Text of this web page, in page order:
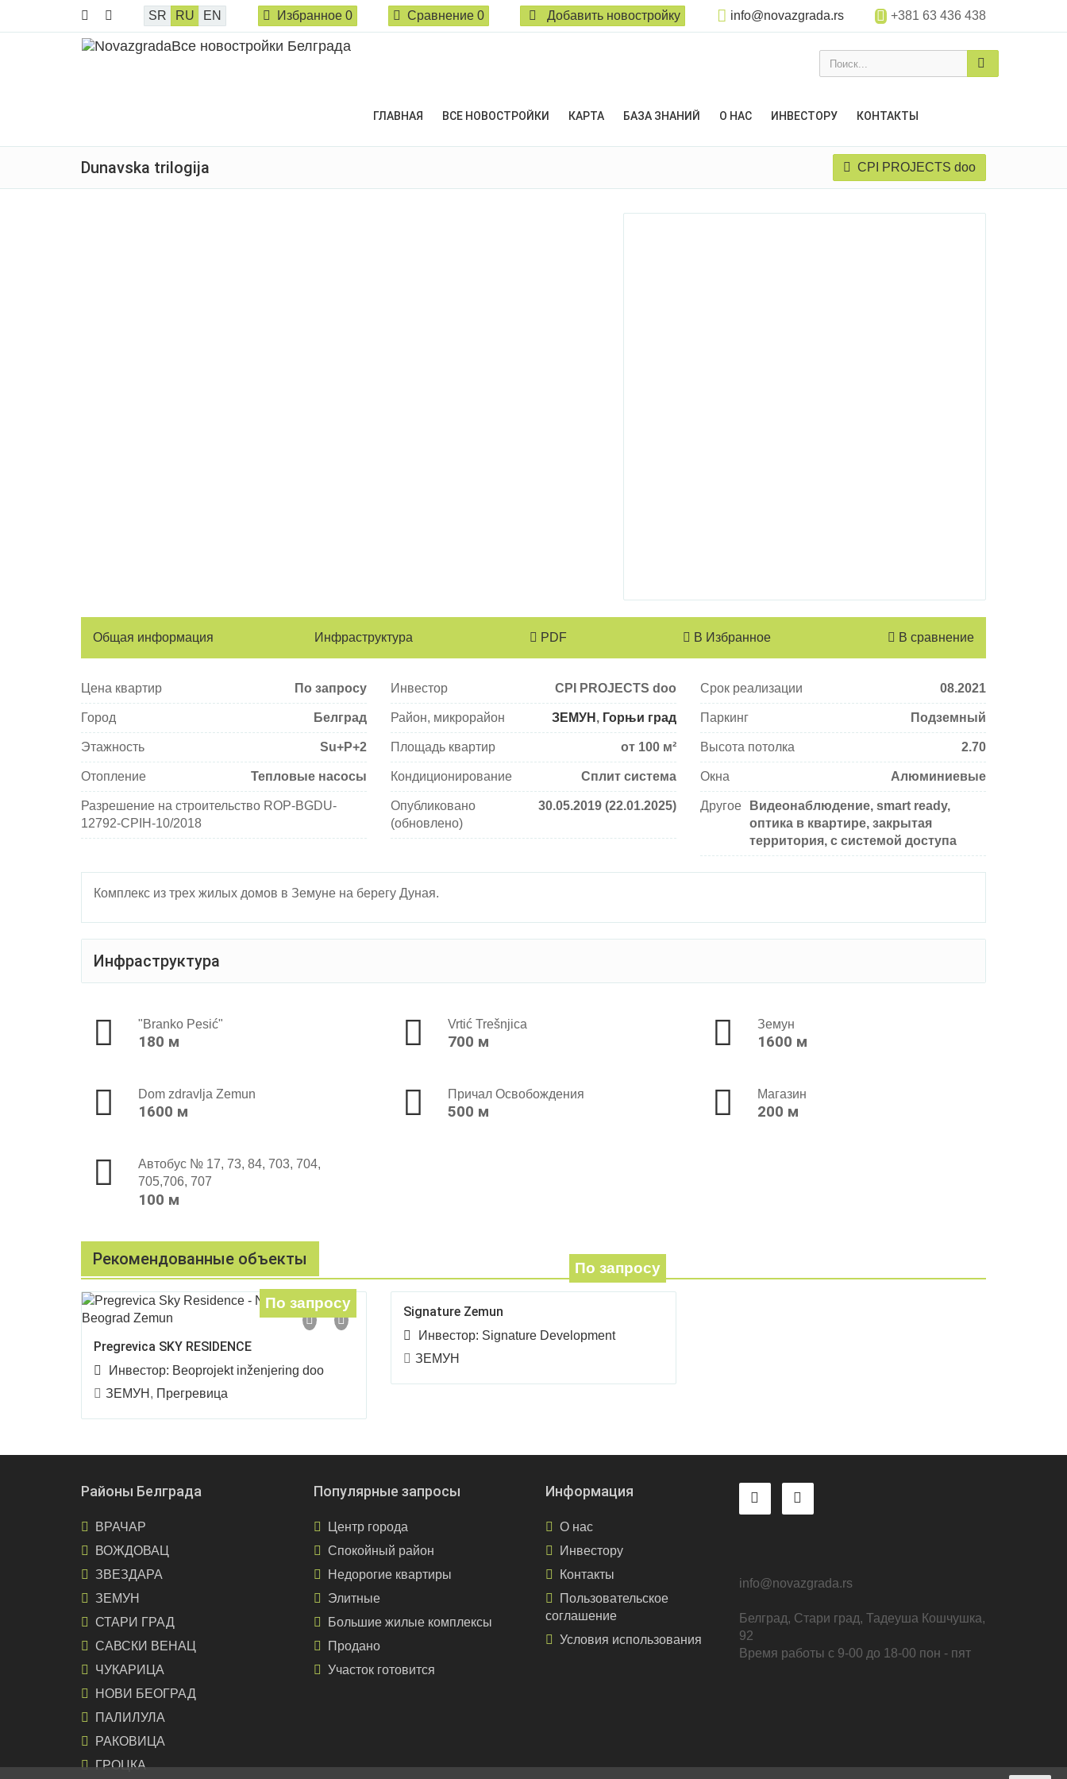
SR RU EN Избранное 0 Сравнение 0 Добавить новостройку info@novazgrada.rs +381 63 436 438
Поиск...
ГЛАВНАЯ ВСЕ НОВОСТРОЙКИ КАРТА БАЗА ЗНАНИЙ О НАС ИНВЕСТОРУ КОНТАКТЫ
Dunavska trilogija CPI PROJECTS doo
Общая информация Инфраструктура PDF В Избранное В сравнение
Цена квартир По запросу Инвестор CPI PROJECTS doo Срок реализации 08.2021
Город Белград Район, микрорайон ЗЕМУН , Горњи град Паркинг Подземный
Этажность Su+P+2 Площадь квартир от 100 м² Высота потолка 2.70
Отопление Тепловые насосы Кондиционирование Сплит система Окна Алюминиевые
Разрешение на строительство ROP-BGDU-
12792-CPIH-10/2018
Опубликовано
(обновлено)
30.05.2019 (22.01.2025) Другое
Видеонаблюдение, smart ready,
оптика в квартире, закрытая
территория, с системой доступа
Комплекс из трех жилых домов в Земуне на берегу Дуная.
Инфраструктура
"Branko Pesić"
180 м
Vrtić Trešnjica
700 м
Земун
1600 м
Dom zdravlja Zemun
1600 м
Причал Освобождения
500 м
Магазин
200 м
Автобус № 17, 73, 84, 703, 704,
705,706, 707
100 м
Рекомендованные объекты
По запросу
Pregrevica SKY RESIDENCE
Инвестор: Beoprojekt inženjering doo
ЗЕМУН , Прегревица
По запросу
Signature Zemun
Инвестор: Signature Development
ЗЕМУН
Районы Белграда
ВРАЧАР
ВОЖДОВАЦ
ЗВЕЗДАРА
ЗЕМУН
СТАРИ ГРАД
САВСКИ ВЕНАЦ
ЧУКАРИЦА
НОВИ БЕОГРАД
ПАЛИЛУЛА
РАКОВИЦА
ГРОЦКА
Популярные запросы
Центр города
Спокойный район
Недорогие квартиры
Элитные
Большие жилые комплексы
Продано
Участок готовится
Информация
О нас
Инвестору
Контакты
Пользовательское
соглашение
Условия использования
info@novazgrada.rs
Белград, Стари град, Тадеуша Кошчушка,
92
Время работы с 9-00 до 18-00 пон - пят